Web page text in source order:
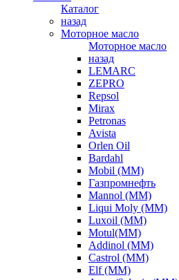
Каталог
назад
Моторное масло
Моторное масло
назад
LEMARC
ZEPRO
Repsol
Mirax
Petronas
Avista
Orlen Oil
Bardahl
Mobil (ММ)
Газпромнефть
Mannol (ММ)
Liqui Moly (ММ)
Luxoil (ММ)
Motul(ММ)
Addinol (ММ)
Castrol (ММ)
Elf (ММ)